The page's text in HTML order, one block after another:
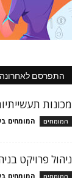
התפרסם לאחרונה
מכונות
המומחים המומחים
ניהול פרויקט
המומחים המומחים